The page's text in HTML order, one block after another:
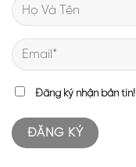
Đăng ký nhận bản tin!